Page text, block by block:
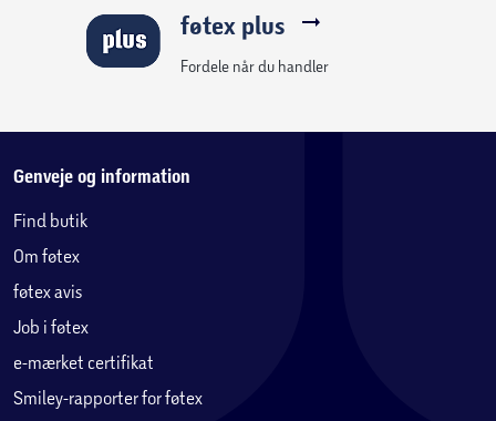
føtex plus
Fordele når du handler
Genveje og information
Find butik
Om føtex
føtex avis
Job i føtex
e-mærket certifikat
Smiley-rapporter for føtex